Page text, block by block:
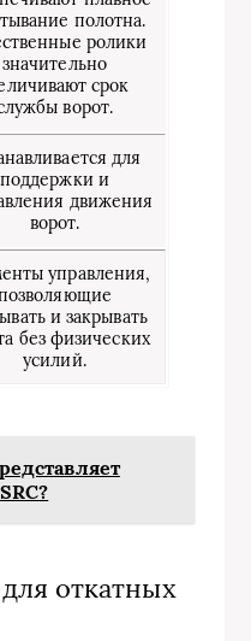
полотна.
ролики
значительно
срок
ворот.
для
поддержки и
движения
ворот.
управления,
и закрывать
без физических
усилий.
откатных